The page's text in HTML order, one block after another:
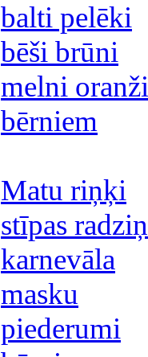
balti pelēki
bēši brūni
melni oranži
bērniem
Matu riņķi
stīpas
karnevāla
masku
piederumi